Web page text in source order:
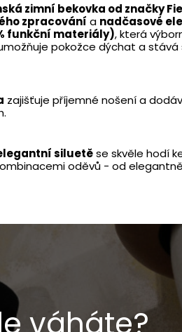
zimní bekovka od značky
zpracování a nadčasové
funkční materiály), která
pokožce dýchat a
zajišťuje příjemné nošení a
siluetěse skvěle hodí
oděvů - od
váháte?